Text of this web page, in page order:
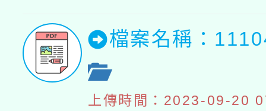
檔案名稱：
上傳時間：2023-09-20